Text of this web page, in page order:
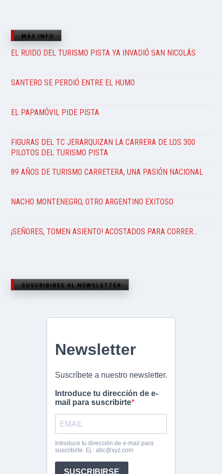
MÁS INFO
EL RUIDO DEL TURISMO PISTA YA INVADIÓ SAN NICOLÁS
SANTERO SE PERDIÓ ENTRE EL HUMO
EL PAPAMÓVIL PIDE PISTA
FIGURAS DEL TC JERARQUIZAN LA CARRERA DE LOS 300
PILOTOS DEL TURISMO PISTA
89 AÑOS DE TURISMO CARRETERA, UNA PASIÓN NACIONAL
NACHO MONTENEGRO, OTRO ARGENTINO EXITOSO
¡SEÑORES, TOMEN ASIENTO! ACOSTADOS PARA CORRER…
SUSCRIBIRSE AL NEWSLETTER